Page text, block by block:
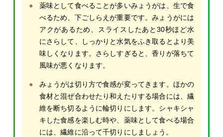
薬味として食べることが多いみょうがは、生で食
べるため、下ごしらえが重要です。みょうがには
アクがあるため、スライスしたあと30秒ほど水
にさらして、しっかりと水気をふき取るとより美
味しくなります。さらしすぎると、香りが落ちて
風味が悪くなります。
みょうがは切り方で食感が変ってきます。ほかの
食材と混ぜ合わせたり和えたりする場合には、繊
維を断ち切るように輪切りにします。シャキシャ
キした食感を楽しむ時や、薬味として食べる場合
には、繊維に沿って千切りにしましょう。